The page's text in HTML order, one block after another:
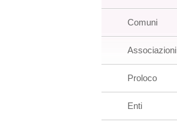
Comuni
Associazioni
Proloco
Enti